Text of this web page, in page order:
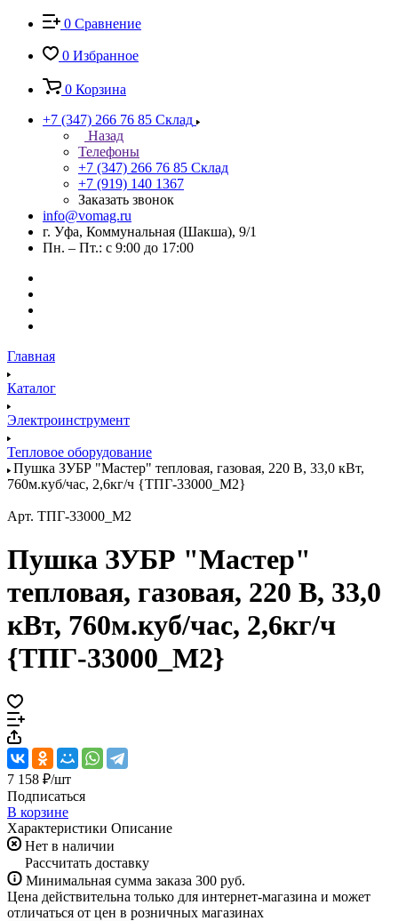
0 Сравнение
0 Избранное
0 Корзина
+7 (347) 266 76 85 Склад
Назад
Телефоны
+7 (347) 266 76 85 Склад
+7 (919) 140 1367
Заказать звонок
info@vomag.ru
г. Уфа, Коммунальная (Шакша), 9/1
Пн. – Пт.: с 9:00 до 17:00
Главная
Каталог
Электроинструмент
Тепловое оборудование
Пушка ЗУБР "Мастер" тепловая, газовая, 220 В, 33,0 кВт,
760м.куб/час, 2,6кг/ч {ТПГ-33000_М2}
Арт. ТПГ-33000_М2
Пушка ЗУБР "Мастер"
тепловая, газовая, 220 В, 33,0
кВт, 760м.куб/час, 2,6кг/ч
{ТПГ-33000_М2}
7 158 ₽/шт
Подписаться
В корзине
Характеристики Описание
Нет в наличии
Рассчитать доставку
Минимальная сумма заказа 300 руб.
Цена действительна только для интернет-магазина и может
отличаться от цен в розничных магазинах